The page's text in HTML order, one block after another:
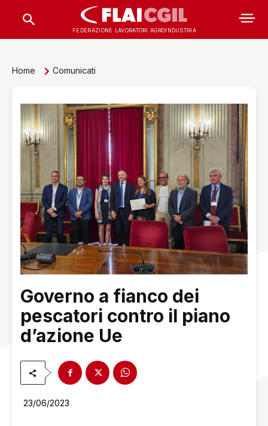
FEDERAZIONE LAVORATORI AGROINDUSTRIA
Home Comunicati
Governo a fianco dei
pescatori contro il piano
d’azione Ue
23/06/2023